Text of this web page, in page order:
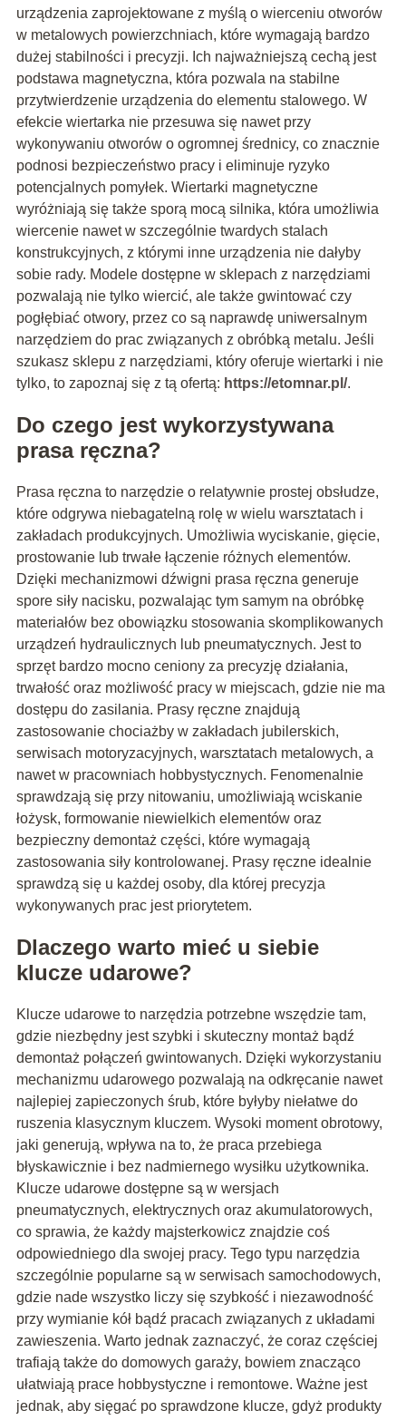
urządzenia zaprojektowane z myślą o wierceniu otworów
w metalowych powierzchniach, które wymagają bardzo
dużej stabilności i precyzji. Ich najważniejszą cechą jest
podstawa magnetyczna, która pozwala na stabilne
przytwierdzenie urządzenia do elementu stalowego. W
efekcie wiertarka nie przesuwa się nawet przy
wykonywaniu otworów o ogromnej średnicy, co znacznie
podnosi bezpieczeństwo pracy i eliminuje ryzyko
potencjalnych pomyłek. Wiertarki magnetyczne
wyróżniają się także sporą mocą silnika, która umożliwia
wiercenie nawet w szczególnie twardych stalach
konstrukcyjnych, z którymi inne urządzenia nie dałyby
sobie rady. Modele dostępne w sklepach z narzędziami
pozwalają nie tylko wiercić, ale także gwintować czy
pogłębiać otwory, przez co są naprawdę uniwersalnym
narzędziem do prac związanych z obróbką metalu. Jeśli
szukasz sklepu z narzędziami, który oferuje wiertarki i nie
tylko, to zapoznaj się z tą ofertą: https://etomnar.pl/.
Do czego jest wykorzystywana
prasa ręczna?
Prasa ręczna to narzędzie o relatywnie prostej obsłudze,
które odgrywa niebagatelną rolę w wielu warsztatach i
zakładach produkcyjnych. Umożliwia wyciskanie, gięcie,
prostowanie lub trwałe łączenie różnych elementów.
Dzięki mechanizmowi dźwigni prasa ręczna generuje
spore siły nacisku, pozwalając tym samym na obróbkę
materiałów bez obowiązku stosowania skomplikowanych
urządzeń hydraulicznych lub pneumatycznych. Jest to
sprzęt bardzo mocno ceniony za precyzję działania,
trwałość oraz możliwość pracy w miejscach, gdzie nie ma
dostępu do zasilania. Prasy ręczne znajdują
zastosowanie chociażby w zakładach jubilerskich,
serwisach motoryzacyjnych, warsztatach metalowych, a
nawet w pracowniach hobbystycznych. Fenomenalnie
sprawdzają się przy nitowaniu, umożliwiają wciskanie
łożysk, formowanie niewielkich elementów oraz
bezpieczny demontaż części, które wymagają
zastosowania siły kontrolowanej. Prasy ręczne idealnie
sprawdzą się u każdej osoby, dla której precyzja
wykonywanych prac jest priorytetem.
Dlaczego warto mieć u siebie
klucze udarowe?
Klucze udarowe to narzędzia potrzebne wszędzie tam,
gdzie niezbędny jest szybki i skuteczny montaż bądź
demontaż połączeń gwintowanych. Dzięki wykorzystaniu
mechanizmu udarowego pozwalają na odkręcanie nawet
najlepiej zapieczonych śrub, które byłyby niełatwe do
ruszenia klasycznym kluczem. Wysoki moment obrotowy,
jaki generują, wpływa na to, że praca przebiega
błyskawicznie i bez nadmiernego wysiłku użytkownika.
Klucze udarowe dostępne są w wersjach
pneumatycznych, elektrycznych oraz akumulatorowych,
co sprawia, że każdy majsterkowicz znajdzie coś
odpowiedniego dla swojej pracy. Tego typu narzędzia
szczególnie popularne są w serwisach samochodowych,
gdzie nade wszystko liczy się szybkość i niezawodność
przy wymianie kół bądź pracach związanych z układami
zawieszenia. Warto jednak zaznaczyć, że coraz częściej
trafiają także do domowych garaży, bowiem znacząco
ułatwiają prace hobbystyczne i remontowe. Ważne jest
jednak, aby sięgać po sprawdzone klucze, gdyż produkty